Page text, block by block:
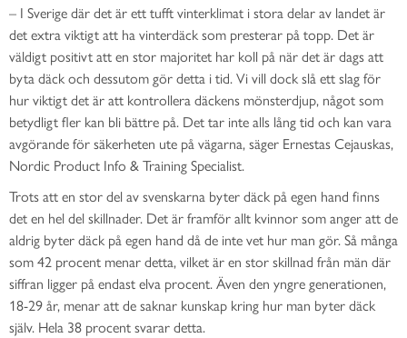
– I Sverige där det är ett tufft vinterklimat i stora delar av landet är
det extra viktigt att ha vinterdäck som presterar på topp. Det är
väldigt positivt att en stor majoritet har koll på när det är dags att
byta däck och dessutom gör detta i tid. Vi vill dock slå ett slag för
hur viktigt det är att kontrollera däckens mönsterdjup, något som
betydligt fler kan bli bättre på. Det tar inte alls lång tid och kan vara
avgörande för säkerheten ute på vägarna, säger Ernestas Cejauskas,
Nordic Product Info & Training Specialist.
Trots att en stor del av svenskarna byter däck på egen hand finns
det en hel del skillnader. Det är framför allt kvinnor som anger att de
aldrig byter däck på egen hand då de inte vet hur man gör. Så många
som 42 procent menar detta, vilket är en stor skillnad från män där
siffran ligger på endast elva procent. Även den yngre generationen,
18-29 år, menar att de saknar kunskap kring hur man byter däck
själv. Hela 38 procent svarar detta.